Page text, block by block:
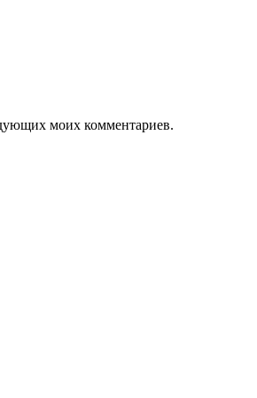
моих комментариев.